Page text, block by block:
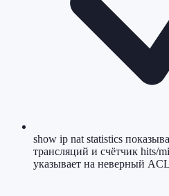
show ip nat statistics
трансляций и счётчик hits/
указывает на неверный